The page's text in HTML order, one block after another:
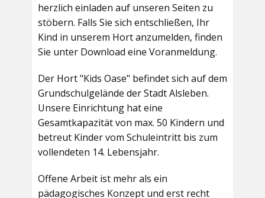
herzlich einladen auf unseren Seiten zu
stöbern. Falls Sie sich entschließen, Ihr
Kind in unserem Hort anzumelden, finden
Sie unter Download eine Voranmeldung.
Der Hort "Kids Oase" befindet sich auf dem
Grundschulgelände der Stadt Alsleben.
Unsere Einrichtung hat eine
Gesamtkapazität von max. 50 Kindern und
betreut Kinder vom Schuleintritt bis zum
vollendeten 14. Lebensjahr.
Offene Arbeit ist mehr als ein
pädagogisches Konzept und erst recht